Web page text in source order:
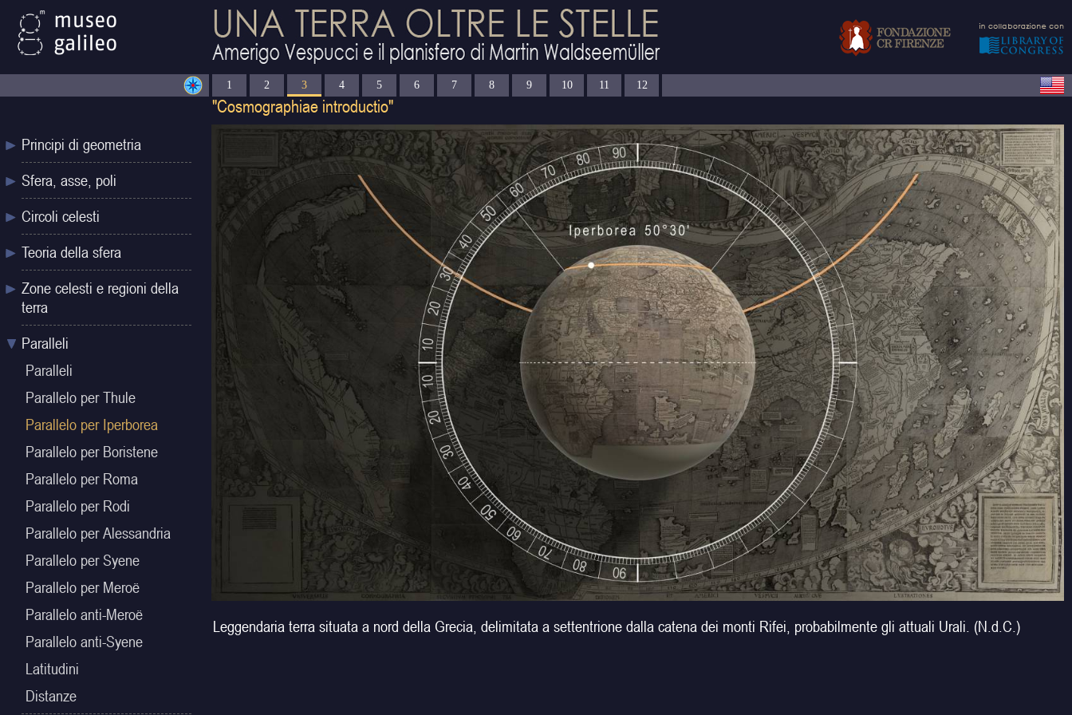
1 2 3 4 5 6 7 8 9 10 11 12
Principi di geometria
Sfera, asse, poli
Circoli celesti
Teoria della sfera
Zone celesti e regioni della
terra
Paralleli
Paralleli
Parallelo per Thule
Parallelo per Iperborea
Parallelo per Boristene
Parallelo per Roma
Parallelo per Rodi
Parallelo per Alessandria
Parallelo per Syene
Parallelo per Meroë
Parallelo anti-Meroë
Parallelo anti-Syene
Latitudini
Distanze
Leggendaria terra situata a nord della Grecia, delimitata a settentrione dalla catena dei monti Rifei, probabilmente gli attuali Urali. (N.d.C.)